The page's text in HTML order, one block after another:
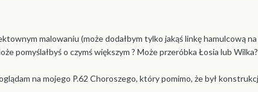
malowaniu (może dodałbym tylko jakąś linkę hamulcową
pomyślałbyś o czymś większym ? Może przeróbka Łosia lub Wilka?
na mojego P.62 Choroszego, który pomimo, że był